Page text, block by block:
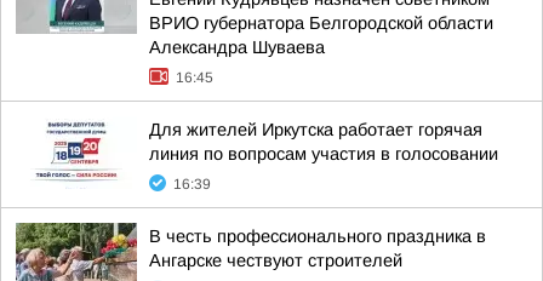
ВРИО губернатора Белгородской области
Александра Шуваева
16:45
Для жителей Иркутска работает горячая
линия по вопросам участия в голосовании
16:39
В честь профессионального праздника в
Ангарске чествуют строителей